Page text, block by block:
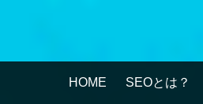
HOME SEOとは？